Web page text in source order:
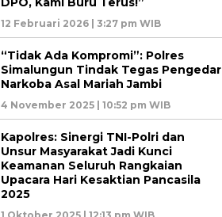
12 Februari 2026 | 3:27 pm WIB
“Tidak Ada Kompromi”: Polres
Simalungun Tindak Tegas Pengedar
Narkoba Asal Mariah Jambi
4 November 2025 | 10:52 pm WIB
Kapolres: Sinergi TNI-Polri dan
Unsur Masyarakat Jadi Kunci
Keamanan Seluruh Rangkaian
Upacara Hari Kesaktian Pancasila
2025